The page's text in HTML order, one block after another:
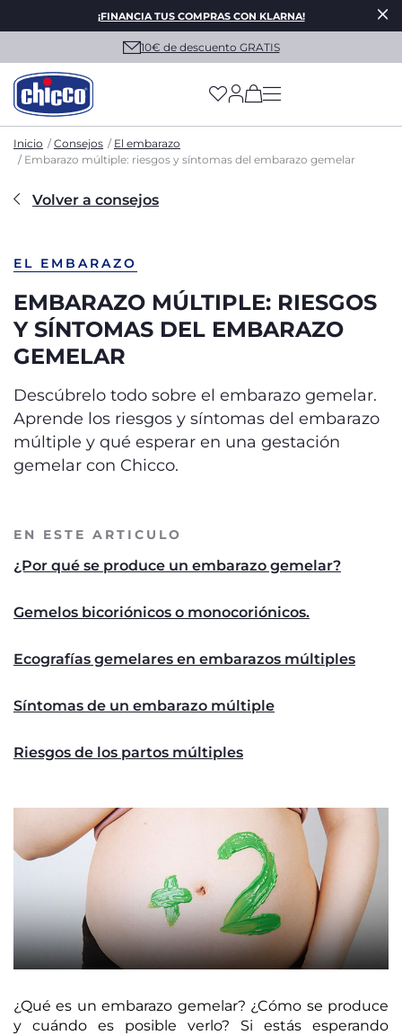
¡FINANCIA TUS COMPRAS CON KLARNA!
10€ de descuento GRATIS
(has more options
Inicio Consejos
El embarazo
Embarazo múltiple: riesgos y síntomas del embarazo gemelar
Volver a consejos
EL EMBARAZO
EMBARAZO MÚLTIPLE: RIESGOS
Y SÍNTOMAS DEL EMBARAZO
GEMELAR
Descúbrelo todo sobre el embarazo gemelar.
Aprende los riesgos y síntomas del embarazo
múltiple y qué esperar en una gestación
gemelar con Chicco.
EN ESTE ARTICULO
¿Por qué se produce un embarazo gemelar?
Gemelos bicoriónicos o monocoriónicos.
Ecografías gemelares en embarazos múltiples
Síntomas de un embarazo múltiple
Riesgos de los partos múltiples
¿Qué es un embarazo gemelar? ¿Cómo se produce
y cuándo es posible verlo? Si estás esperando